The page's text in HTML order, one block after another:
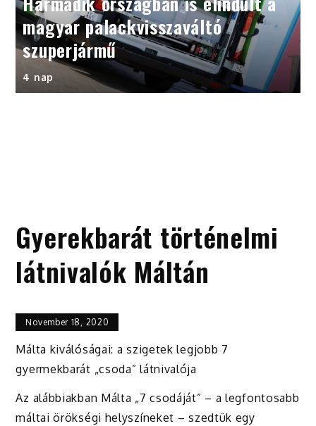
magyar palackvisszaváltó
szuperjármű
4 nap
Gyerekbarát történelmi
látnivalók Máltán
November 18, 2020
Málta kiválóságai: a szigetek legjobb 7
gyermekbarát „csoda” látnivalója
Az alábbiakban Málta „7 csodáját” – a legfontosabb
máltai örökségi helyszíneket – szedtük egy